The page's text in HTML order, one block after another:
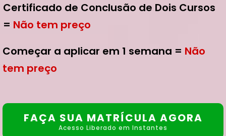
Certificado de Conclusão de Dois Cursos
= Não tem preço
Começar a aplicar em 1 semana = Não
tem preço
FAÇA SUA MATRÍCULA AGORA
Acesso Liberado em Instantes